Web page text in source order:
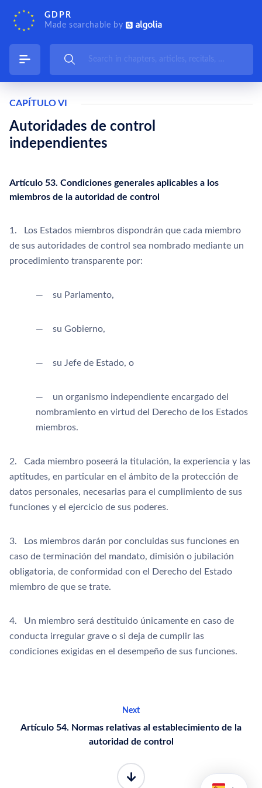
GDPR
Made searchable by
CAPÍTULO VI
Autoridades de control
independientes
Artículo 53. Condiciones generales aplicables a los
miembros de la autoridad de control
1. Los Estados miembros dispondrán que cada miembro
de sus autoridades de control sea nombrado mediante un
procedimiento transparente por:
— su Parlamento,
— su Gobierno,
— su Jefe de Estado, o
— un organismo independiente encargado del
nombramiento en virtud del Derecho de los Estados
miembros.
2. Cada miembro poseerá la titulación, la experiencia y las
aptitudes, en particular en el ámbito de la protección de
datos personales, necesarias para el cumplimiento de sus
funciones y el ejercicio de sus poderes.
3. Los miembros darán por concluidas sus funciones en
caso de terminación del mandato, dimisión o jubilación
obligatoria, de conformidad con el Derecho del Estado
miembro de que se trate.
4. Un miembro será destituido únicamente en caso de
conducta irregular grave o si deja de cumplir las
condiciones exigidas en el desempeño de sus funciones.
Next
Artículo 54. Normas relativas al establecimiento de la
autoridad de control